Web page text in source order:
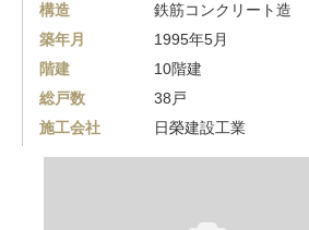
構造
鉄筋コンクリート造
築年月
1995年5月
階建
10階建
総戸数
38戸
施工会社
日榮建設工業